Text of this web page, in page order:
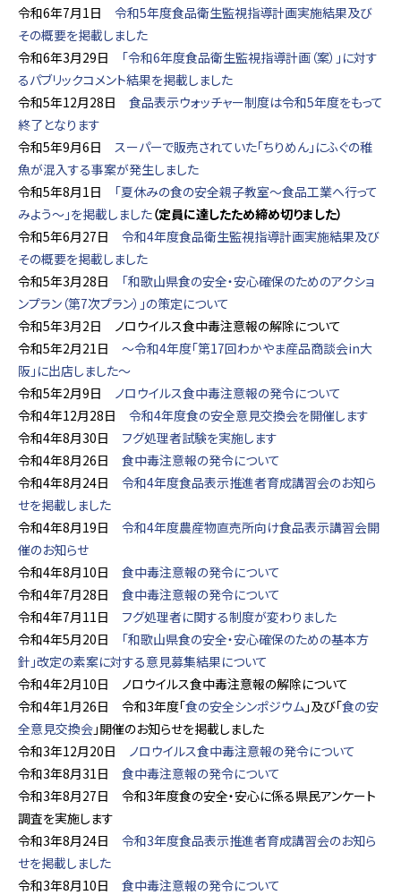
令和6年7月1日 令和5年度食品衛生監視指導計画実施結果及び
その概要を掲載しました
令和6年3月29日 「令和6年度食品衛生監視指導計画（案）」に対す
るパブリックコメント結果を掲載しました
令和5年12月28日 食品表示ウォッチャー制度は令和5年度をもって
終了となります
令和5年9月6日 スーパーで販売されていた「ちりめん」にふぐの稚
魚が混入する事案が発生しました
令和5年8月1日 「夏休みの食の安全親子教室～食品工業へ行って
みよう～」を掲載しました（定員に達したため締め切りました）
令和5年6月27日 令和4年度食品衛生監視指導計画実施結果及び
その概要を掲載しました
令和5年3月28日 「和歌山県食の安全・安心確保のためのアクショ
ンプラン（第7次プラン）」の策定について
令和5年3月2日 ノロウイルス食中毒注意報の解除について
令和5年2月21日 ～令和4年度「第17回わかやま産品商談会in大
阪」に出店しました～
令和5年2月9日 ノロウイルス食中毒注意報の発令について
令和4年12月28日 令和4年度食の安全意見交換会を開催します
令和4年8月30日 フグ処理者試験を実施します
令和4年8月26日 食中毒注意報の発令について
令和4年8月24日 令和4年度食品表示推進者育成講習会のお知ら
せを掲載しました
令和4年8月19日 令和4年度農産物直売所向け食品表示講習会開
催のお知らせ
令和4年8月10日 食中毒注意報の発令について
令和4年7月28日 食中毒注意報の発令について
令和4年7月11日 フグ処理者に関する制度が変わりました
令和4年5月20日 「和歌山県食の安全・安心確保のための基本方
針」改定の素案に対する意見募集結果について
令和4年2月10日 ノロウイルス食中毒注意報の解除について
令和4年1月26日 令和3年度「食の安全シンポジウム 」及び「食の安
全意見交換会 」開催のお知らせを掲載しました
令和3年12月20日 ノロウイルス食中毒注意報の発令について
令和3年8月31日 食中毒注意報の発令について
令和3年8月27日 令和3年度食の安全・安心に係る県民アンケート
調査を実施します
令和3年8月24日 令和3年度食品表示推進者育成講習会のお知ら
せを掲載しました
令和3年8月10日 食中毒注意報の発令について